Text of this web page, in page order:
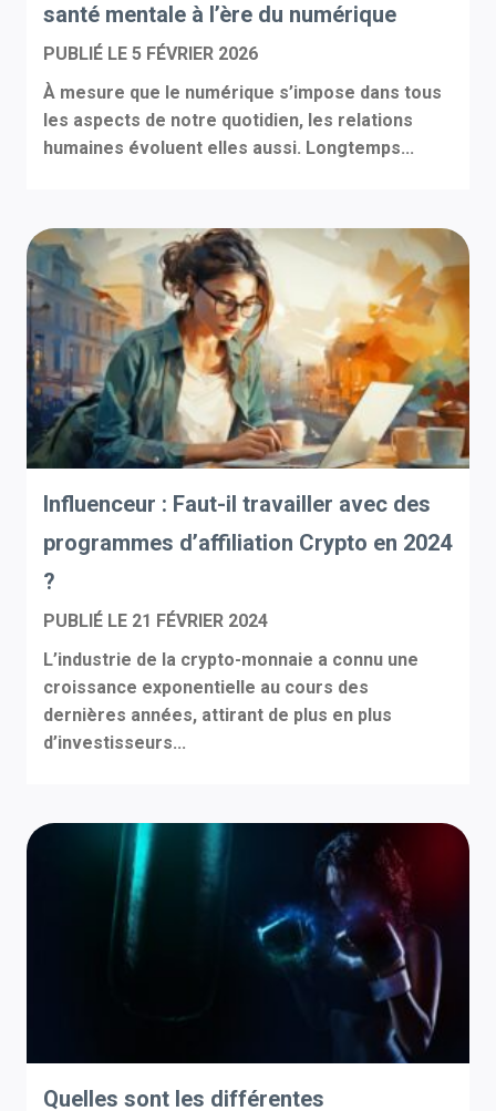
santé mentale à l’ère du numérique
PUBLIÉ LE 5 FÉVRIER 2026
À mesure que le numérique s’impose dans tous
les aspects de notre quotidien, les relations
humaines évoluent elles aussi. Longtemps...
Influenceur : Faut-il travailler avec des
programmes d’affiliation Crypto en 2024
?
PUBLIÉ LE 21 FÉVRIER 2024
L’industrie de la crypto-monnaie a connu une
croissance exponentielle au cours des
dernières années, attirant de plus en plus
d’investisseurs...
Quelles sont les différentes